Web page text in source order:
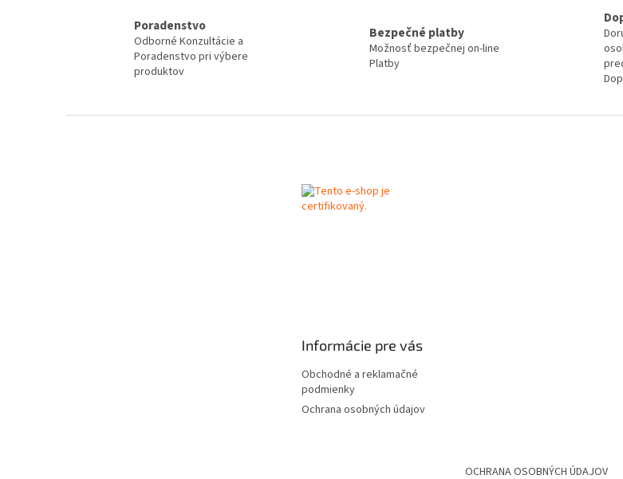
Poradenstvo
Odborné Konzultácie a
Poradenstvo pri výbere
produktov
Bezpečné platby
Možnosť bezpečnej on-line
Platby
Informácie pre vás
Obchodné a reklamačné
podmienky
Ochrana osobných údajov
OCHRANA OSOBNÝCH ÚDAJOV